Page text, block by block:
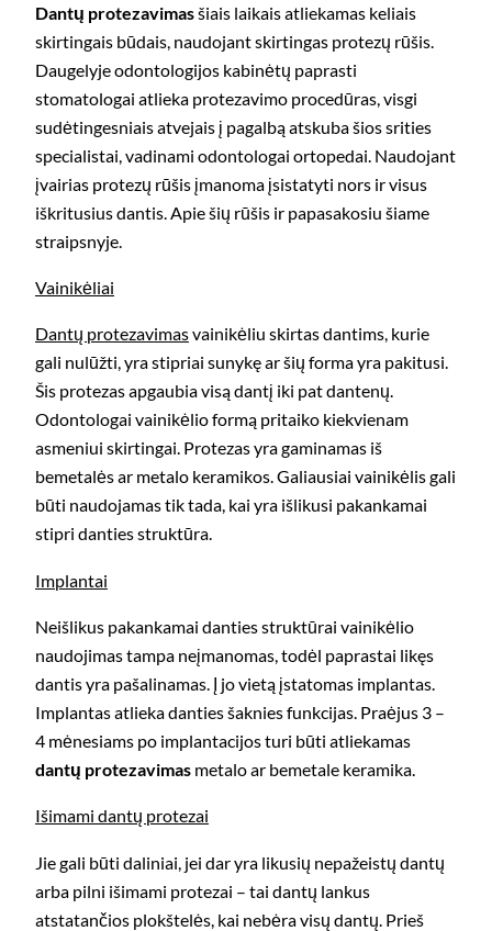
Dantų protezavimasšiais laikais atliekamas keliais
skirtingais būdais, naudojant skirtingas protezų rūšis.
Daugelyje odontologijos kabinėtų paprasti
stomatologai atlieka protezavimo procedūras, visgi
sudėtingesniais atvejais į pagalbą atskuba šios srities
specialistai, vadinami odontologai ortopedai. Naudojant
įvairias protezų rūšis įmanoma įsistatyti nors ir visus
iškritusius dantis. Apie šių rūšis ir papasakosiu šiame
straipsnyje.
Vainikėliai
Dantų protezavimasvainikėliu skirtas dantims, kurie
gali nulūžti, yra stipriai sunykę ar šių forma yra pakitusi.
Šis protezas apgaubia visą dantį iki pat dantenų.
Odontologai vainikėlio formą pritaiko kiekvienam
asmeniui skirtingai. Protezas yra gaminamas iš
bemetalės ar metalo keramikos. Galiausiai vainikėlis gali
būti naudojamas tik tada, kai yra išlikusi pakankamai
stipri danties struktūra.
Implantai
Neišlikus pakankamai danties struktūrai vainikėlio
naudojimas tampa neįmanomas, todėl paprastai likęs
dantis yra pašalinamas. Į jo vietą įstatomas implantas.
Implantas atlieka danties šaknies funkcijas. Praėjus 3 –
4 mėnesiams po implantacijos turi būti atliekamas
dantų protezavimas metalo ar bemetale keramika.
Išimami dantų protezai
Jie gali būti daliniai, jei dar yra likusių nepažeistų dantų
arba pilni išimami protezai – tai dantų lankus
atstatančios plokštelės, kai nebėra visų dantų. Prieš